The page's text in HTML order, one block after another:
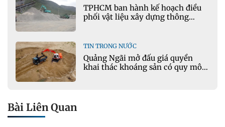
TPHCM ban hành kế hoạch điều
phối vật liệu xây dựng thông
TIN TRONG NƯỚC
Quảng Ngãi mở đấu giá quyền
khai thác khoáng sản có quy mô
Bài Liên Quan